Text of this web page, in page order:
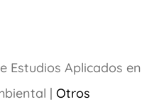
Estudios Aplicados en
| Otros